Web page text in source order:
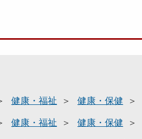
健康・福祉 健康・保健
健康・福祉 健康・保健